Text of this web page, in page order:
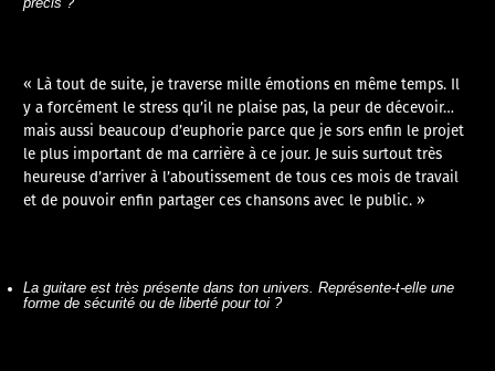
précis ?
« Là tout de suite, je traverse mille émotions en même temps. Il
y a forcément le stress qu’il ne plaise pas, la peur de décevoir…
mais aussi beaucoup d’euphorie parce que je sors enfin le projet
le plus important de ma carrière à ce jour. Je suis surtout très
heureuse d’arriver à l’aboutissement de tous ces mois de travail
et de pouvoir enfin partager ces chansons avec le public. »
La guitare est très présente dans ton univers. Représente-t-elle une
forme de sécurité ou de liberté pour toi ?